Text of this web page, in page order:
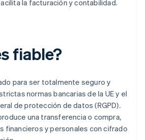
la facturación y contabilidad.
fiable?
para ser totalmente seguro y
normas bancarias de la UE y el
de protección de datos (RGPD).
una transferencia o compra,
financieros y personales con cifrado